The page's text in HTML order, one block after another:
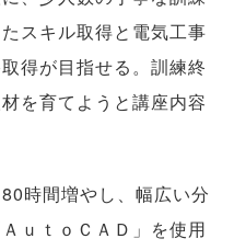
スキル取得と電気工事
得が目指せる。訓練終
を育てようと講座内容
時間増やし、幅広い分
ｕｔｏＣＡＤ」を使用